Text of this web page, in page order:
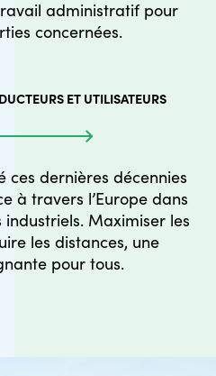
administratif pour
concernées.
ET UTILISATEURS
ces dernières décennies
à travers l’Europe dans
Maximiser les
les distances, une
pour tous.